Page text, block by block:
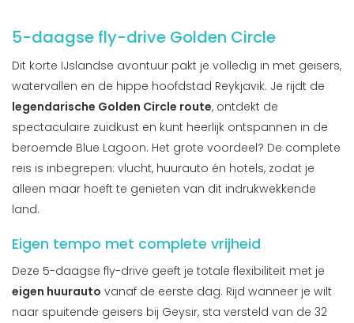
5-daagse fly-drive Golden Circle
Dit korte IJslandse avontuur pakt je volledig in met geisers,
watervallen en de hippe hoofdstad Reykjavik. Je rijdt de
legendarische Golden Circle route, ontdekt de
spectaculaire zuidkust en kunt heerlijk ontspannen in de
beroemde Blue Lagoon. Het grote voordeel? De complete
reis is inbegrepen: vlucht, huurauto én hotels, zodat je
alleen maar hoeft te genieten van dit indrukwekkende
land.
Eigen tempo met complete vrijheid
Deze 5-daagse fly-drive geeft je totale flexibiliteit met je
eigen huurauto vanaf de eerste dag. Rijd wanneer je wilt
naar spuitende geisers bij Geysir, sta versteld van de 32